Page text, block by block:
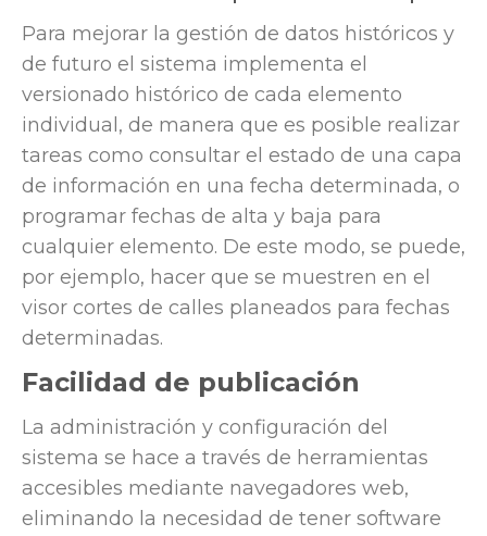
Para mejorar la gestión de datos históricos y
de futuro el sistema implementa el
versionado histórico de cada elemento
individual, de manera que es posible realizar
tareas como consultar el estado de una capa
de información en una fecha determinada, o
programar fechas de alta y baja para
cualquier elemento. De este modo, se puede,
por ejemplo, hacer que se muestren en el
visor cortes de calles planeados para fechas
determinadas.
Facilidad de publicación
La administración y configuración del
sistema se hace a través de herramientas
accesibles mediante navegadores web,
eliminando la necesidad de tener software